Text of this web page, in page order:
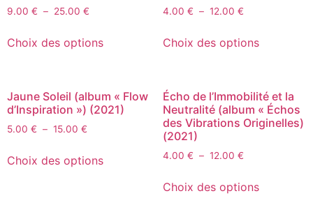
9.00 € – 25.00 €
Choix des options
4.00 € – 12.00 €
Choix des options
Jaune Soleil (album « Flow
d’Inspiration ») (2021)
5.00 € – 15.00 €
Choix des options
Écho de l’Immobilité et la
Neutralité (album « Échos
des Vibrations Originelles)
(2021)
4.00 € – 12.00 €
Choix des options